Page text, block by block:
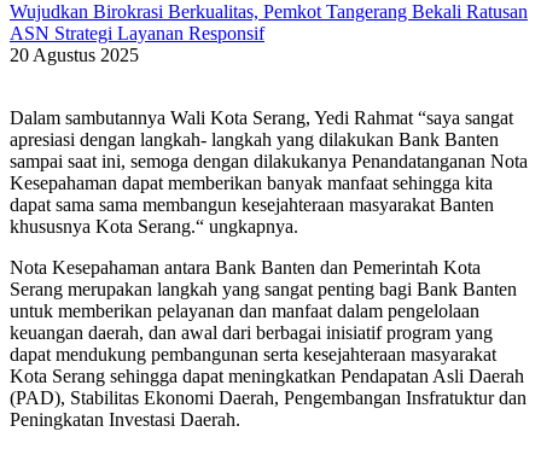
Wujudkan Birokrasi Berkualitas, Pemkot Tangerang Bekali Ratusan
ASN Strategi Layanan Responsif
20 Agustus 2025
Dalam sambutannya Wali Kota Serang, Yedi Rahmat “saya sangat
apresiasi dengan langkah- langkah yang dilakukan Bank Banten
sampai saat ini, semoga dengan dilakukanya Penandatanganan Nota
Kesepahaman dapat memberikan banyak manfaat sehingga kita
dapat sama sama membangun kesejahteraan masyarakat Banten
khususnya Kota Serang.“ ungkapnya.
Nota Kesepahaman antara Bank Banten dan Pemerintah Kota
Serang merupakan langkah yang sangat penting bagi Bank Banten
untuk memberikan pelayanan dan manfaat dalam pengelolaan
keuangan daerah, dan awal dari berbagai inisiatif program yang
dapat mendukung pembangunan serta kesejahteraan masyarakat
Kota Serang sehingga dapat meningkatkan Pendapatan Asli Daerah
(PAD), Stabilitas Ekonomi Daerah, Pengembangan Insfratuktur dan
Peningkatan Investasi Daerah.